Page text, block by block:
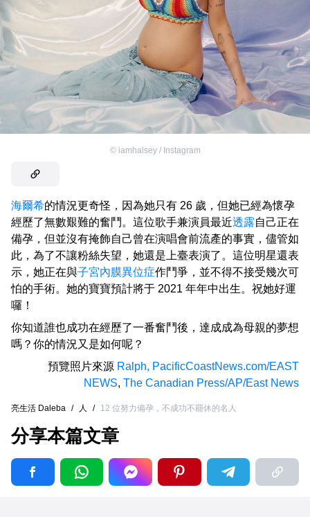
© iamhalsey / Instagram
海爾希的情況更奇怪，因為她只有 26 歲，但她已經為懷孕
經歷了無數艱難的奮鬥。這位歌手兼演員最近透露自己正在
備孕，但並沒有掩飾自己曾在演唱會前流產的事實，儘管如
此，為了不讓粉絲失望，她還是上臺表演了。這位明星還表
示，她正在與子宮內膜異位症作鬥爭，並不得不接受幾次可
怕的手術。她的寶寶預計將于 2021 年年中出生。祝她好運
囉！
你知道誰也成功在經歷了一番奮鬥後，達成成為母親的夢想
嗎？你的情況又是如何呢？
預覽照片來源 Ralph, PacificCoastNews.com/EAST
NEWS, The Canadian Press/AP/East News
亮生活 Daleba / 人 / 12 位努力備孕，不成功不罷休的名人
分享本篇文章